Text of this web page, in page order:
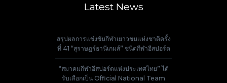
Latest News
สรุปผลการแข่งขันกีฬาเยาวชนแห่งชาติครั้ง
ที่ 41 “สุราษฎร์ธานีเกมส์” ชนิดกีฬาอีสปอร์ต
“สมาคมกีฬาอีสปอร์ตแห่งประเทศไทย” ได้
รับเลือกเป็น Official National Team